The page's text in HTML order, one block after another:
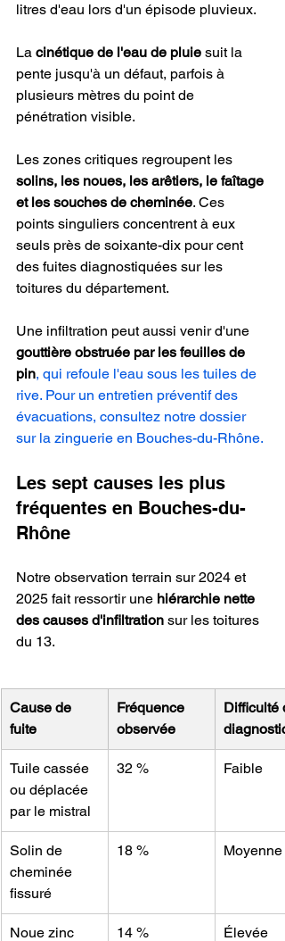
litres d'eau lors d'un épisode pluvieux.
La cinétique de l'eau de pluie suit la
pente jusqu'à un défaut, parfois à
plusieurs mètres du point de
pénétration visible.
Les zones critiques regroupent les
solins, les noues, les arêtiers, le faîtage
et les souches de cheminée. Ces
points singuliers concentrent à eux
seuls près de soixante-dix pour cent
des fuites diagnostiquées sur les
toitures du département.
Une infiltration peut aussi venir d'une
gouttière obstruée par les feuilles de
pin, qui refoule l'eau sous les tuiles de
rive. Pour un entretien préventif des
évacuations, consultez notre dossier
sur la zinguerie en Bouches-du-Rhône.
Les sept causes les plus
fréquentes en Bouches-du-
Rhône
Notre observation terrain sur 2024 et
2025 fait ressortir une hiérarchie nette
des causes d'infiltration sur les toitures
du 13.
Cause de
fuite
Fréquence
observée
Difficulté
diagnostic
Tuile cassée
ou déplacée
par le mistral
32 % Faible
Solin de
cheminée
fissuré
18 % Moyenne
Noue zinc 14 % Élevée